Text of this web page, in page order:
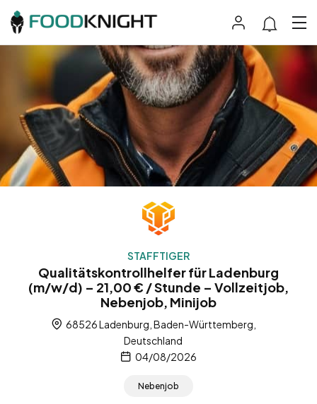
STAFFTIGER
Qualitätskontrollhelfer für Ladenburg
(m/w/d) – 21,00 € / Stunde – Vollzeitjob,
Nebenjob, Minijob
68526 Ladenburg, Baden-Württemberg,
Deutschland
04/08/2026
Nebenjob